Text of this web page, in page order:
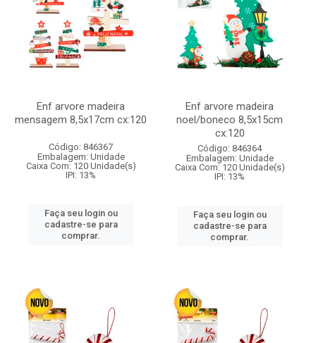
Enf arvore madeira
mensagem 8,5x17cm cx:120
Código: 846367
Embalagem: Unidade
Caixa Com: 120 Unidade(s)
IPI: 13%
Faça seu login ou
cadastre-se para
comprar.
Enf arvore madeira
noel/boneco 8,5x15cm
cx:120
Código: 846364
Embalagem: Unidade
Caixa Com: 120 Unidade(s)
IPI: 13%
Faça seu login ou
cadastre-se para
comprar.